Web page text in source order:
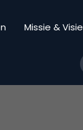
Missie & Visie